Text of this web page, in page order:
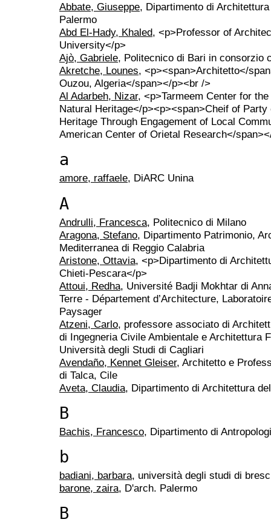
Abbate, Giuseppe, Dipartimento di
Palermo
Abd El-Hady, Khaled, <p>Professor of
University</p>
Ajò, Gabriele, Politecnico di Bari in consorzio
Akretche, Lounes, <p><span>Architetto</
Ouzou, Algeria</span></p><br />
Al Adarbeh, Nizar, <p>Tarmeem Center for
Natural Heritage</p><p><span>Cheif of
Heritage Through Engagement of Local
American Center of Orietal Research</
a
amore, raffaele, DiARC Unina
A
Andrulli, Francesca, Politecnico di Milano
Aragona, Stefano, Dipartimento Patrimonio,
Mediterranea di Reggio Calabria
Aristone, Ottavia, <p>Dipartimento di
Chieti-Pescara</p>
Attoui, Redha, Université Badji Mokhtar di
Terre - Département d’Architecture,
Paysager
Atzeni, Carlo, professore associato di
di Ingegneria Civile Ambientale e Architettura
Università degli Studi di Cagliari
Avendaño, Kennet Gleiser, Architetto e
di Talca, Cile
Aveta, Claudia, Dipartimento di Architettura
B
Bachis, Francesco, Dipartimento di
b
badiani, barbara, università degli studi di
barone, zaira, D'arch. Palermo
B